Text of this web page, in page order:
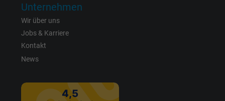
Laufzeit
Zweck
Name pl, Facebook Pixel
Unternehmen
Wir über uns
Jobs & Karriere
Kontakt
News